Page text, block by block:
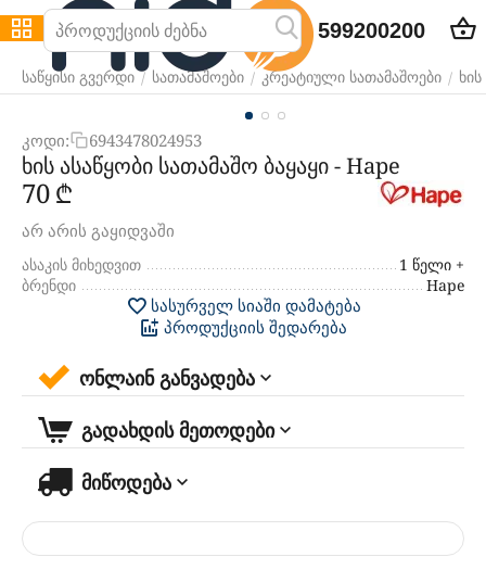
599200200
საწყისი გვერდი / სათამაშოები / კრეატიული სათამაშოები /
კოდი: 6943478024953
ხის ასაწყობი სათამაშო ბაყაყი - Hape
‍70‍₾
არ არის გაყიდვაში
ასაკის მიხედვით
1 წელი +
ბრენდი
Hape
სასურველ სიაში დამატება
პროდუქციის შედარება
ონლაინ განვადება
გადახდის მეთოდები
მიწოდება